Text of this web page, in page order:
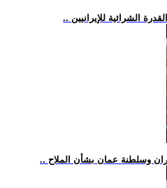
الشرائية للإيرانيين
وسلطنة عمان بشأن الملاح